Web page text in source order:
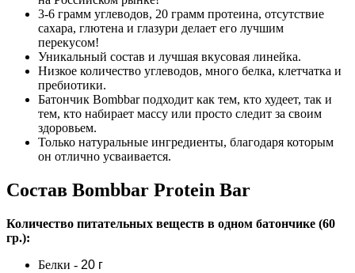
3-6 грамм углеводов, 20 грамм протеина, отсутствие
сахара, глютена и глазури делает его лучшим
перекусом!
Уникальный состав и лучшая вкусовая линейка.
Низкое количество углеводов, много белка, клетчатка и
пребиотики.
Батончик Bombbar подходит как тем, кто худеет, так и
тем, кто набирает массу или просто следит за своим
здоровьем.
Только натуральные ингредиенты, благодаря которым
он отлично усваивается.
Состав Bombbar Protein Bar
Количество питательных веществ в одном батончике (60
гр.):
Белки - 20 г